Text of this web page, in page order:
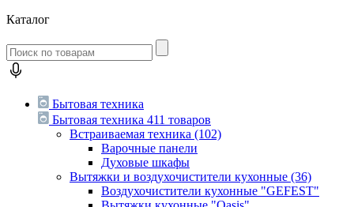
Каталог
Бытовая техника
Бытовая техника 411 товаров
Встраиваемая техника (102)
Варочные панели
Духовые шкафы
Вытяжки и воздухочистители кухонные (36)
Воздухочистители кухонные "GEFEST"